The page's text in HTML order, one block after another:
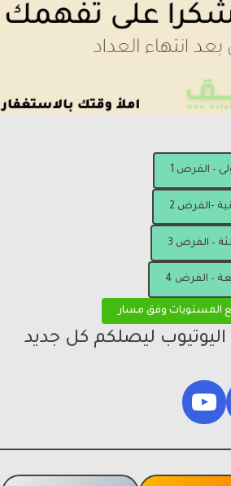
– الفرض 1
-الفرض 2
– الفرض 3
– الفرض 4
المستويات وفق مسار
ليصلكم كل جديد
YouTube